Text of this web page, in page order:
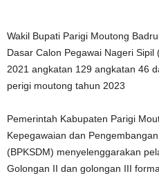
Wakil Bupati Parigi Moutong
Dasar Calon Pegawai Nageri
2021 angkatan 129 angkatan 46
perigi moutong tahun 2023
Pemerintah Kabupaten Parigi
Kepegawaian dan
(BPKSDM) menyelenggarakan
Golongan II dan golongan III